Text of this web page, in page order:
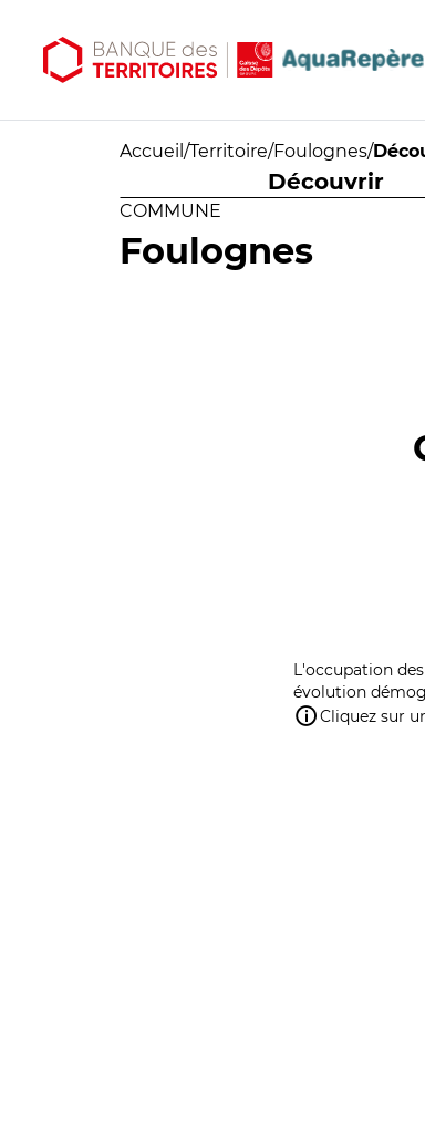
Accueil /Territoire/Foulognes/
Découvrir
COMMUNE
Foulognes
L'occupation
évolution
Cliquez sur